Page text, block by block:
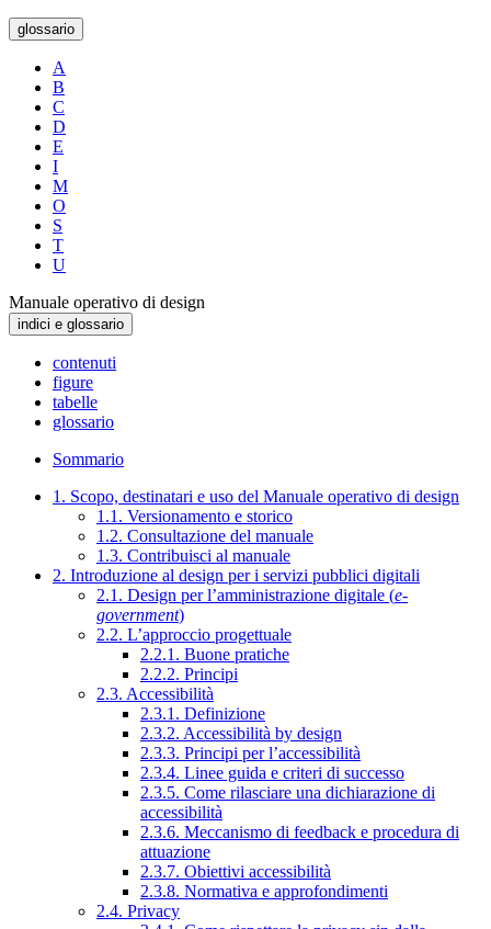
glossario
A
B
C
D
E
I
M
O
S
T
U
Manuale operativo di design
indici e glossario
contenuti
figure
tabelle
glossario
Sommario
1. Scopo, destinatari e uso del Manuale operativo di design
1.1. Versionamento e storico
1.2. Consultazione del manuale
1.3. Contribuisci al manuale
2. Introduzione al design per i servizi pubblici digitali
2.1. Design per l’amministrazione digitale (e-
government)
2.2. L’approccio progettuale
2.2.1. Buone pratiche
2.2.2. Principi
2.3. Accessibilità
2.3.1. Definizione
2.3.2. Accessibilità by design
2.3.3. Principi per l’accessibilità
2.3.4. Linee guida e criteri di successo
2.3.5. Come rilasciare una dichiarazione di
accessibilità
2.3.6. Meccanismo di feedback e procedura di
attuazione
2.3.7. Obiettivi accessibilità
2.3.8. Normativa e approfondimenti
2.4. Privacy